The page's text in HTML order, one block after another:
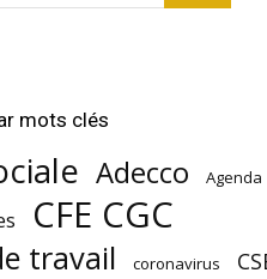
mots clés
Adecco Agenda
CFE CGC
travail coronavirus